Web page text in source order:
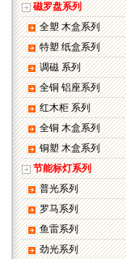
磁罗盘系列
全塑 木盒系列
特塑 纸盒系列
调磁 系列
全铜 铝座系列
红木柜 系列
全铜 木盒系列
铜塑 木盒系列
节能标灯系列
普光系列
罗马系列
鱼雷系列
劲光系列